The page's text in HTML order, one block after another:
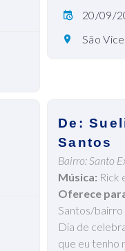
20/09/
São
De:
Santos
Bairro: Santo
Música: Rick
Oferece
Santos/bairro
Dia de
que eu tenho